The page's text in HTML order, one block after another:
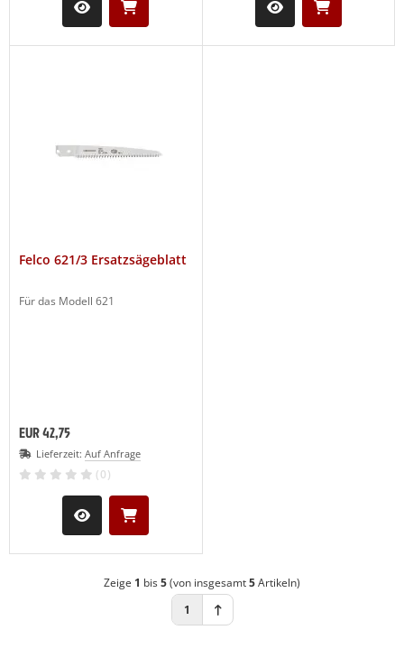
Felco 621/3 Ersatzsägeblatt
Für das Modell 621
EUR 42,75
Lieferzeit: Auf Anfrage
(0)
Zeige 1 bis5(von insgesamt5Artikeln)
1